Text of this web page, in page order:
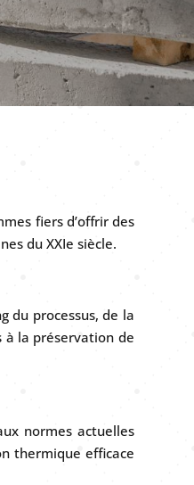
fiers d’offrir des
du XXIe siècle.
du processus, de la
à la préservation de
normes actuelles
thermique efficace